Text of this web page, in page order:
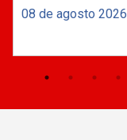
08 de agosto 2026